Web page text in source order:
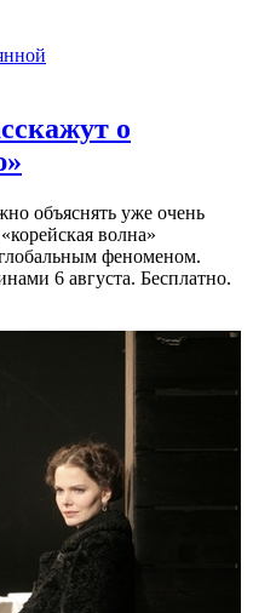
о
объяснять уже очень
волна»
феноменом.
6 августа. Бесплатно.